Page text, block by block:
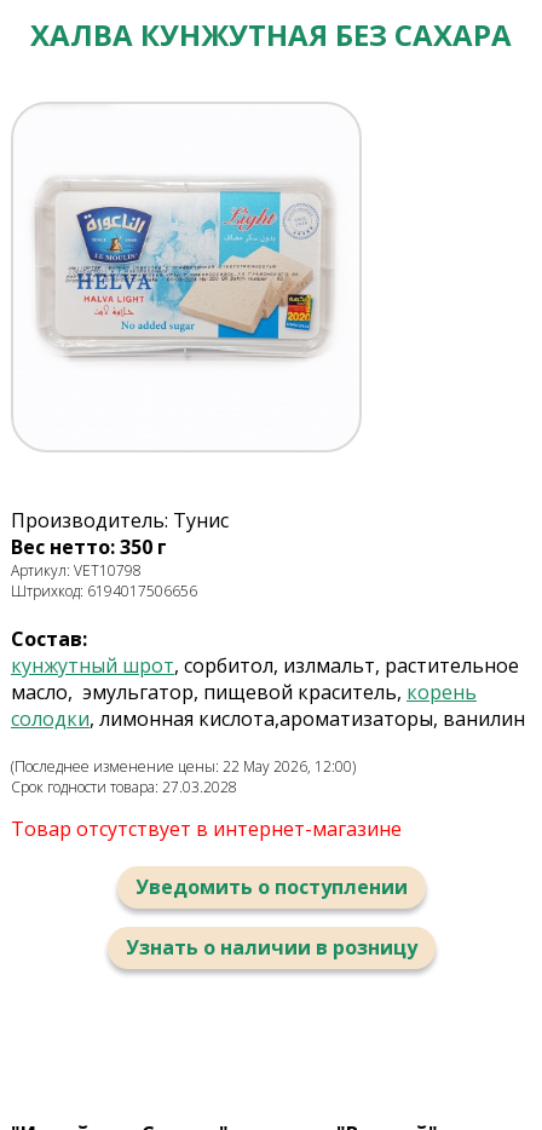
ХАЛВА КУНЖУТНАЯ БЕЗ САХАРА
Производитель: Тунис
Вес нетто: 350 г
Артикул: VET10798
Штрихкод: 6194017506656
Состав:
кунжутный шрот, сорбитол, излмальт, растительное
масло, эмульгатор, пищевой краситель, корень
солодки, лимонная кислота,ароматизаторы, ванилин
(Последнее изменение цены: 22 May 2026, 12:00)
Срок годности товара: 27.03.2028
Товар отсутствует в интернет-магазине
Уведомить о поступлении
Узнать о наличии в розницу